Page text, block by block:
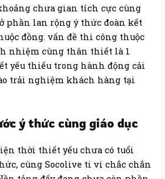
chưa gian tích cực cùng
phần lan rộng ý thức đoàn kết
đồng. vấn đề thi công thuộc
nhiệm cùng thân thiết là 1
yếu thiếu trong hành động cải
trải nghiệm khách hàng tại
ý thức cùng giáo dục
thời thiết yếu chưa có tuổi
cùng Socolive ti vi chắc chắn